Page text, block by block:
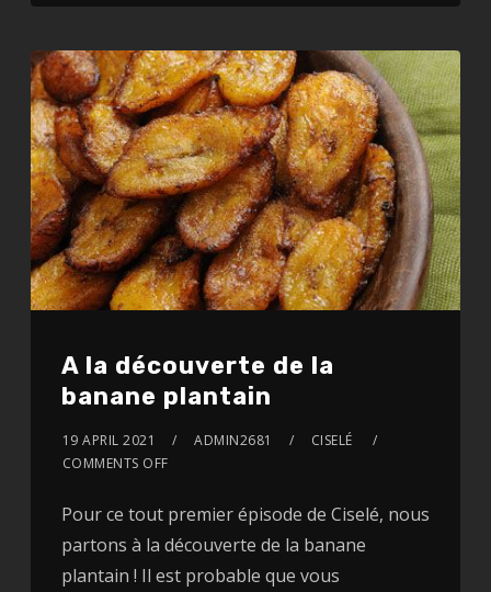
A la découverte de la
banane plantain
19 APRIL 2021 ADMIN2681
CISELÉ
COMMENTS OFF
Pour ce tout premier épisode de Ciselé, nous
partons à la découverte de la banane
plantain ! Il est probable que vous